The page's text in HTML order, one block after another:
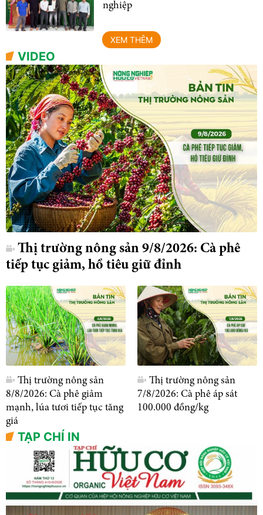
nghiệp
XEM THÊM
VIDEO
Thị trường nông sản 9/8/2026: Cà phê
tiếp tục giảm, hồ tiêu giữ đỉnh
Thị trường nông sản
8/8/2026: Cà phê giảm
mạnh, lúa tươi tiếp tục tăng
giá
Thị trường nông sản
7/8/2026: Cà phê áp sát
100.000 đồng/kg
TẠP CHÍ IN